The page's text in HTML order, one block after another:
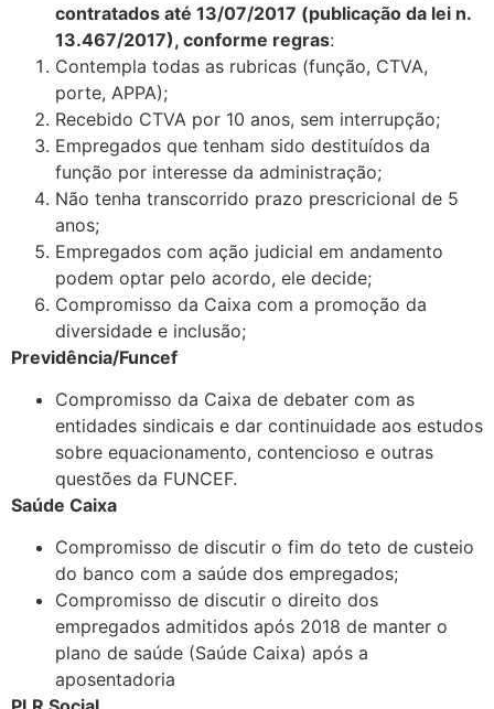
contratados até 13/07/2017 (publicação da lei n.
13.467/2017), conforme regras:
Contempla todas as rubricas (função, CTVA,
porte, APPA);
Recebido CTVA por 10 anos, sem interrupção;
Empregados que tenham sido destituídos da
função por interesse da administração;
Não tenha transcorrido prazo prescricional de 5
anos;
Empregados com ação judicial em andamento
podem optar pelo acordo, ele decide;
Compromisso da Caixa com a promoção da
diversidade e inclusão;
Previdência/Funcef
Compromisso da Caixa de debater com as
entidades sindicais e dar continuidade aos estudos
sobre equacionamento, contencioso e outras
questões da FUNCEF.
Saúde Caixa
Compromisso de discutir o fim do teto de custeio
do banco com a saúde dos empregados;
Compromisso de discutir o direito dos
empregados admitidos após 2018 de manter o
plano de saúde (Saúde Caixa) após a
aposentadoria